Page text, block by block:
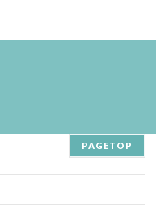
PAGETOP